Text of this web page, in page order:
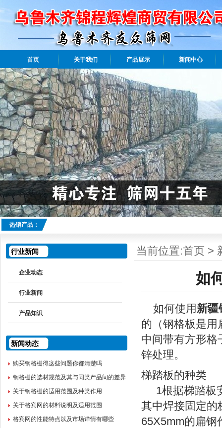
首页 关于我们 产品展示 新闻中心
热销产品：
当前位置:首页 >
如
如何使用新疆
的（钢格板是用
中间带有方形格
锌处理。
梯踏板的种类
1根据梯踏板
其中焊接固定的
65X5mm的扁钢
行业新闻
企业动态
行业新闻
产品知识
新闻动态
购买钢格栅得这些问题你都清楚吗
钢格栅的选材规范及其与同类产品间的差异
关于钢格栅的适用范围及种类作用
关于格宾网的材料说明及适用范围
格宾网的性能特点以及市场详情有哪些